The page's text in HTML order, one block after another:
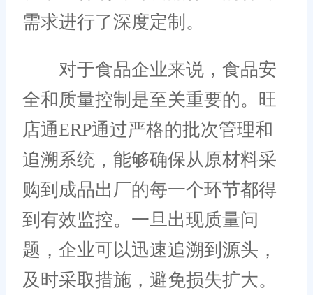
需求进行了深度定制。
对于食品企业来说，食品安
全和质量控制是至关重要的。旺
店通ERP通过严格的批次管理和
追溯系统，能够确保从原材料采
购到成品出厂的每一个环节都得
到有效监控。一旦出现质量问
题，企业可以迅速追溯到源头，
及时采取措施，避免损失扩大。